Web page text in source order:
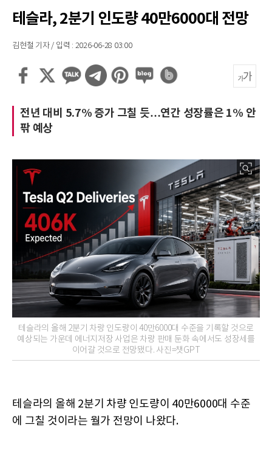
테슬라, 2분기 인도량 40만6000대 전망
김현철 기자 / 입력 : 2026-06-28 03:00
전년 대비 5.7% 증가 그칠 듯…연간 성장률은 1% 안
팎 예상
테슬라의 올해 2분기 차량 인도량이 40만6000대 수준을 기록할 것으로
예상되는 가운데 에너지저장 사업은 차량 판매 둔화 속에서도 성장세를
이어갈 것으로 전망됐다. 사진=챗GPT
테슬라의 올해 2분기 차량 인도량이 40만6000대 수준
에 그칠 것이라는 월가 전망이 나왔다.